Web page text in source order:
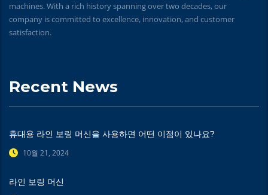
machines. With a rich history spanning over two decades, our
company is committed to excellence, innovation, and customer
satisfaction.
Recent News
휴대용 라인 보링 머신을 사용하면 어떤 이점이 있나요?
10월 21, 2024
라인 보링 머신